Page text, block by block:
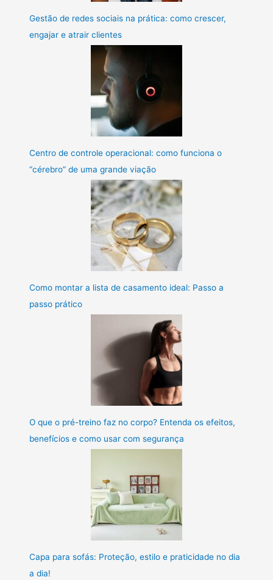
Gestão de redes sociais na prática: como crescer,
engajar e atrair clientes
Centro de controle operacional: como funciona o
“cérebro” de uma grande viação
Como montar a lista de casamento ideal: Passo a
passo prático
O que o pré-treino faz no corpo? Entenda os efeitos,
benefícios e como usar com segurança
Capa para sofás: Proteção, estilo e praticidade no dia
a dia!